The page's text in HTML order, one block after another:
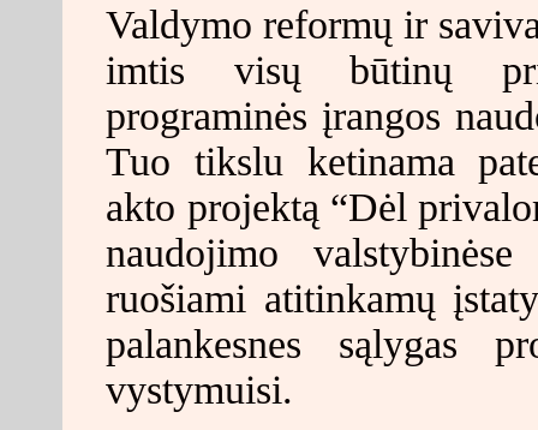
Valdymo reformų ir
imtis visų būtinų
programinės įrangos
Tuo tikslu ketinama
akto projektą “Dėl
naudojimo
ruošiami atitinkamų
palankesnes sąlygas
vystymuisi.